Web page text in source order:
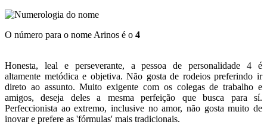
O número para o nome Arinos é o 4
Honesta, leal e perseverante, a pessoa de personalidade 4 é
altamente metódica e objetiva. Não gosta de rodeios preferindo ir
direto ao assunto. Muito exigente com os colegas de trabalho e
amigos, deseja deles a mesma perfeição que busca para sí.
Perfeccionista ao extremo, inclusive no amor, não gosta muito de
inovar e prefere as 'fórmulas' mais tradicionais.